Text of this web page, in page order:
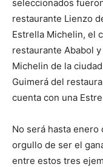
seleccionados
restaurante Lienzo
Estrella Michelin, el
restaurante Ababol
Michelin de la
Guimerá del
cuenta con una
No será hasta
orgullo de ser el
entre estos tres